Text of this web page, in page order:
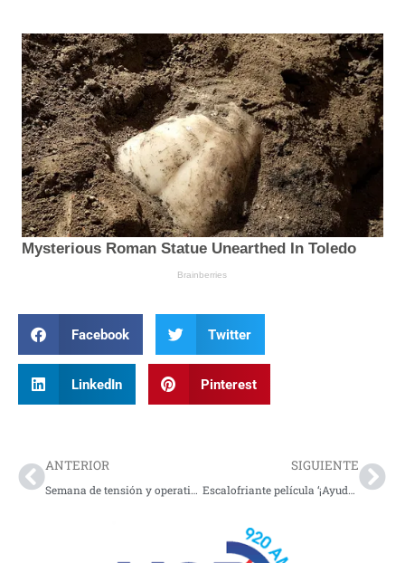
Facebook Twitter
LinkedIn Pinterest
ANTERIOR
Semana de tensión y operativos en Nariño por seguridad, movilidad y orden público
SIGUIENTE
Escalofriante película ‘¡Ayuda!’ de Sam Raimi llega a Disney+: VIDEO